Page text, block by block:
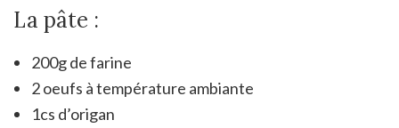
La pâte :
200g de farine
2 oeufs à température ambiante
1cs d’origan